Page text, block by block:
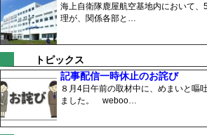
海上自衛隊鹿屋航空基地内において
理が、関係各部と…
トピックス
記事配信一時休止のお詫び
８月4日午前の取材中に、めまいと嘔
ました。 weboo…